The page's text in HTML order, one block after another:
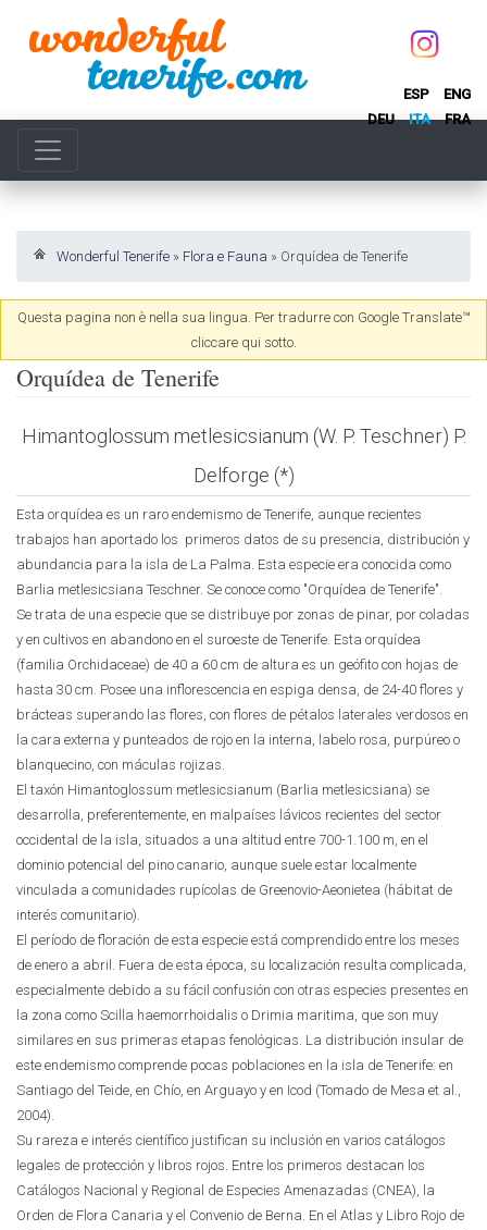
ESP
ENG
DEU
ITA FRA
Wonderful Tenerife » Flora e Fauna » Orquídea de Tenerife
Questa pagina non è nella sua lingua. Per tradurre con Google Translate™
cliccare qui sotto.
Orquídea de Tenerife
Himantoglossum metlesicsianum (W. P. Teschner) P.
Delforge (*)
Esta orquídea es un raro endemismo de Tenerife, aunque recientes
trabajos han aportado los primeros datos de su presencia, distribución y
abundancia para la isla de La Palma. Esta especie era conocida como
Barlia metlesicsiana Teschner. Se conoce como "Orquídea de Tenerife".
Se trata de una especie que se distribuye por zonas de pinar, por coladas
y en cultivos en abandono en el suroeste de Tenerife. Esta orquídea
(familia Orchidaceae) de 40 a 60 cm de altura es un geófito con hojas de
hasta 30 cm. Posee una inflorescencia en espiga densa, de 24-40 flores y
brácteas superando las flores, con flores de pétalos laterales verdosos en
la cara externa y punteados de rojo en la interna, labelo rosa, purpúreo o
blanquecino, con máculas rojizas.
El taxón Himantoglossum metlesicsianum (Barlia metlesicsiana) se
desarrolla, preferentemente, en malpaíses lávicos recientes del sector
occidental de la isla, situados a una altitud entre 700-1.100 m, en el
dominio potencial del pino canario, aunque suele estar localmente
vinculada a comunidades rupícolas de Greenovio-Aeonietea (hábitat de
interés comunitario).
El período de floración de esta especie está comprendido entre los meses
de enero a abril. Fuera de esta época, su localización resulta complicada,
especialmente debido a su fácil confusión con otras especies presentes en
la zona como Scilla haemorrhoidalis o Drimia maritima, que son muy
similares en sus primeras etapas fenológicas. La distribución insular de
este endemismo comprende pocas poblaciones en la isla de Tenerife: en
Santiago del Teide, en Chío, en Arguayo y en Icod (Tomado de Mesa et al.,
2004).
Su rareza e interés científico justifican su inclusión en varios catálogos
legales de protección y libros rojos. Entre los primeros destacan los
Catálogos Nacional y Regional de Especies Amenazadas (CNEA), la
Orden de Flora Canaria y el Convenio de Berna. En el Atlas y Libro Rojo de